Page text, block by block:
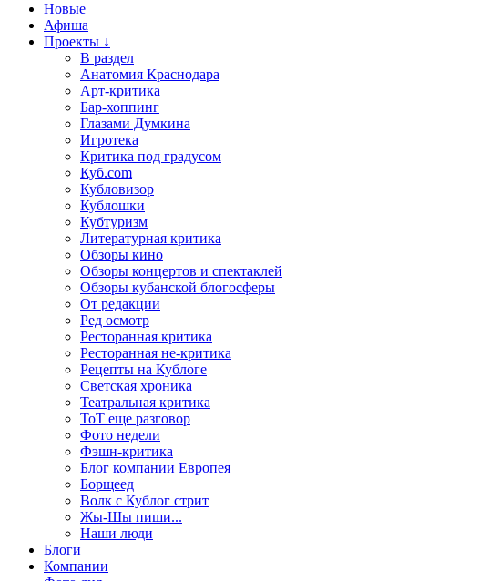
Новые
Афиша
Проекты ↓
В раздел
Анатомия Краснодара
Арт-критика
Бар-хоппинг
Глазами Думкина
Игротека
Критика под градусом
Куб.com
Кубловизор
Кублошки
Кубтуризм
Литературная критика
Обзоры кино
Обзоры концертов и спектаклей
Обзоры кубанской блогосферы
От редакции
Ред осмотр
Ресторанная критика
Ресторанная не-критика
Рецепты на Кублоге
Светская хроника
Театральная критика
ТоТ еще разговор
Фото недели
Фэшн-критика
Блог компании Европея
Борщеед
Волк с Кублог стрит
Жы-Шы пиши...
Наши люди
Блоги
Компании